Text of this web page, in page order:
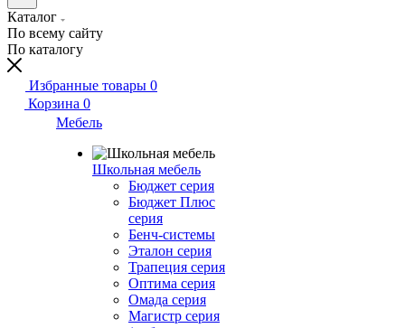
Каталог
По всему сайту
По каталогу
Избранные товары 0
Корзина 0
Мебель
Школьная мебель
Бюджет серия
Бюджет Плюс
серия
Бенч-системы
Эталон серия
Трапеция серия
Оптима серия
Омада серия
Магистр серия